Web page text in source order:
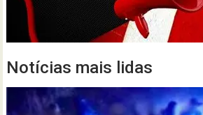
Notícias mais lidas